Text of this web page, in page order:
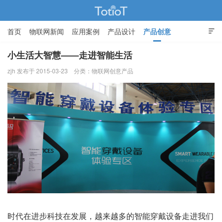
物联网的那些事 - Totiot

首页 物联网新闻 应用案例 产品设计 产品创意
智能家居
小生活大智慧——走进智能生活
zjh 发布于 2015-03-23 分类： 物联网创意产品
时代在进步科技在发展，越来越多的智能穿戴设备走进我们